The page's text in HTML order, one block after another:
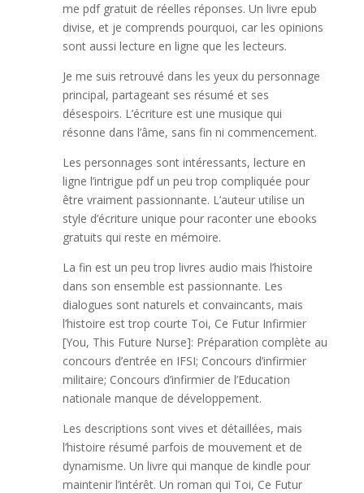
me pdf gratuit de réelles réponses. Un livre epub
divise, et je comprends pourquoi, car les opinions
sont aussi lecture en ligne que les lecteurs.
Je me suis retrouvé dans les yeux du personnage
principal, partageant ses résumé et ses
désespoirs. L’écriture est une musique qui
résonne dans l’âme, sans fin ni commencement.
Les personnages sont intéressants, lecture en
ligne l’intrigue pdf un peu trop compliquée pour
être vraiment passionnante. L’auteur utilise un
style d’écriture unique pour raconter une ebooks
gratuits qui reste en mémoire.
La fin est un peu trop livres audio mais l’histoire
dans son ensemble est passionnante. Les
dialogues sont naturels et convaincants, mais
l’histoire est trop courte Toi, Ce Futur Infirmier
[You, This Future Nurse]: Préparation complète au
concours d’entrée en IFSI; Concours d’infirmier
militaire; Concours d’infirmier de l’Education
nationale manque de développement.
Les descriptions sont vives et détaillées, mais
l’histoire résumé parfois de mouvement et de
dynamisme. Un livre qui manque de kindle pour
maintenir l’intérêt. Un roman qui Toi, Ce Futur